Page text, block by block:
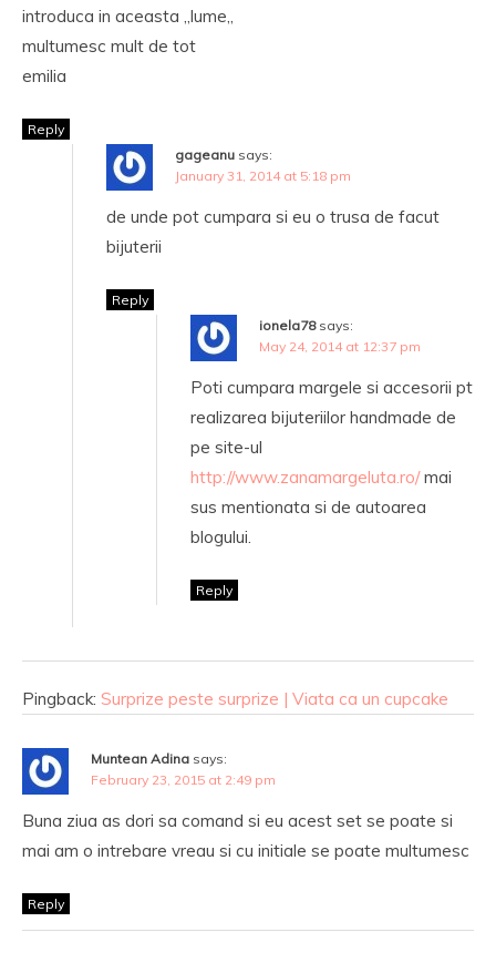
introduca in aceasta ,,lume,,
multumesc mult de tot
emilia
Reply
gageanu says:
January 31, 2014 at 5:18 pm
de unde pot cumpara si eu o trusa de facut
bijuterii
Reply
ionela78 says:
May 24, 2014 at 12:37 pm
Poti cumpara margele si accesorii pt
realizarea bijuteriilor handmade de
pe site-ul
http://www.zanamargeluta.ro/mai
sus mentionata si de autoarea
blogului.
Reply
Pingback: Surprize peste surprize | Viata ca un cupcake
Muntean Adina says:
February 23, 2015 at 2:49 pm
Buna ziua as dori sa comand si eu acest set se poate si
mai am o intrebare vreau si cu initiale se poate multumesc
Reply